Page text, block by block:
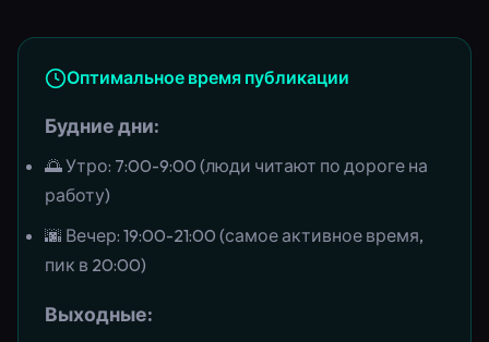
Оптимальное время публикации
Будние дни:
🌅 Утро: 7:00-9:00 (люди читают по дороге на
работу)
🌆 Вечер: 19:00-21:00 (самое активное время,
пик в 20:00)
Выходные: